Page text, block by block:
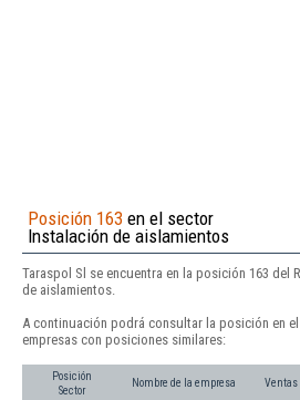
Posición 163 en el sector
Instalación de aislamientos
Taraspol Sl se encuentra en la posición 163 del
de aislamientos.
A continuación podrá consultar la posición en
empresas con posiciones similares:
Posición
Sector
Nombre de la empresa Ventas